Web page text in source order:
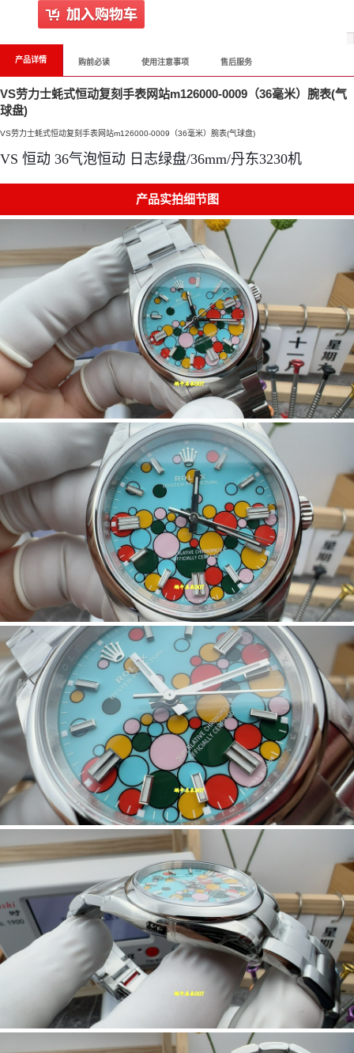
产品详情 购前必读 使用注意事项 售后服务
VS劳力士蚝式恒动复刻手表网站m126000-0009（36毫米）腕表(气
球盘)
VS劳力士蚝式恒动复刻手表网站m126000-0009（36毫米）腕表(气球盘)
VS 恒动 36气泡恒动 日志绿盘/36mm/丹东3230机
产品实拍细节图